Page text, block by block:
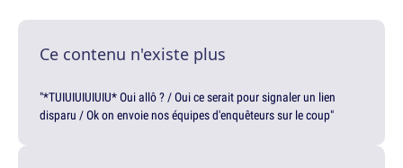
Ce contenu n'existe plus
"*TUIUIUIUIUIU* Oui allô ? / Oui ce serait pour signaler un lien
disparu / Ok on envoie nos équipes d'enquêteurs sur le coup"